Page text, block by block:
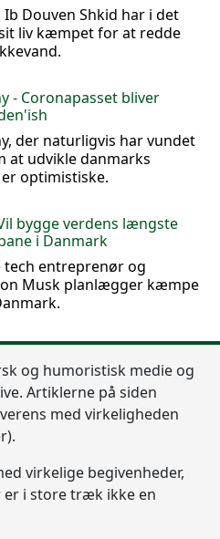
Douven Shkid har i det
liv kæmpet for at redde
- Coronapasset bliver
der naturligvis har vundet
at udvikle danmarks
optimistiske.
bygge verdens længste
i Danmark
tech entreprenør og
Musk planlægger kæmpe
og humoristisk medie og
Artiklerne på siden
med virkeligheden
virkelige begivenheder,
i store træk ikke en